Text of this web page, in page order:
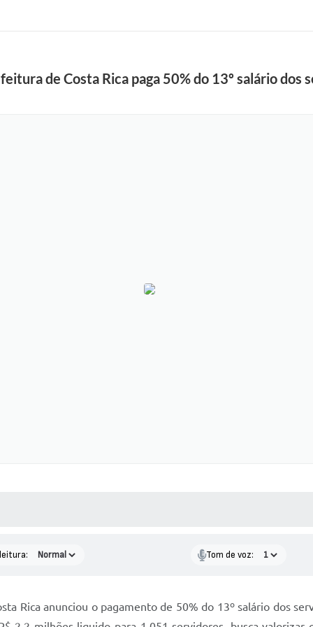
de Costa Rica paga 50% do 13º salário dos
Tom de voz:
Rica anunciou o pagamento de 50% do 13º salário dos